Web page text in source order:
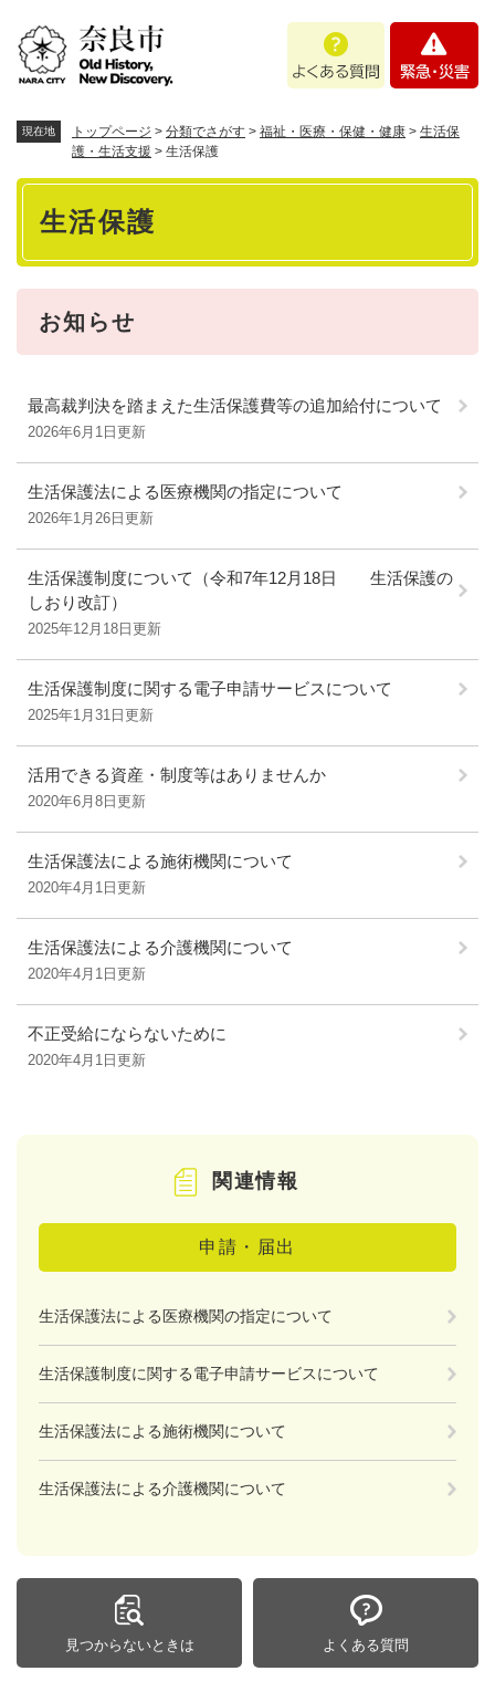
あ
問
・
現在地 トップページ > 分類でさがす > 福祉・医療・保健・健康 > 生活保
護・生活支援 > 生活保護
本
生活保護
お知らせ
最高裁判決を踏まえた生活保護費等の追加給付について
2026年6月1日更新
生活保護法による医療機関の指定について
2026年1月26日更新
生活保護制度について（令和7年12月18日 生活保護の
しおり改訂）
2025年12月18日更新
生活保護制度に関する電子申請サービスについて
2025年1月31日更新
活用できる資産・制度等はありませんか
2020年6月8日更新
生活保護法による施術機関について
2020年4月1日更新
生活保護法による介護機関について
2020年4月1日更新
不正受給にならないために
2020年4月1日更新
関連情報
申請・届出
生活保護法による医療機関の指定について
生活保護制度に関する電子申請サービスについて
生活保護法による施術機関について
生活保護法による介護機関について
見つからないときは よくある質問